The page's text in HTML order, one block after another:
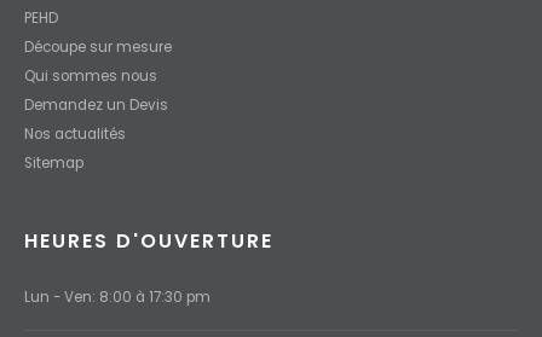
PEHD
Découpe sur mesure
Qui sommes nous
Demandez un Devis
Nos actualités
Sitemap
HEURES D'OUVERTURE
Lun - Ven: 8:00 à 17:30 pm